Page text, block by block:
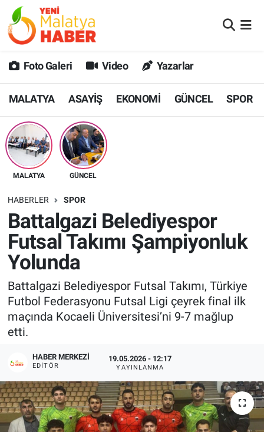
Foto Galeri Video Yazarlar
MALATYA ASAYİŞ EKONOMİ GÜNCEL SPOR
MALATYA GÜNCEL
HABERLER SPOR
Battalgazi Belediyespor
Futsal Takımı Şampiyonluk
Yolunda
Battalgazi Belediyespor Futsal Takımı, Türkiye
Futbol Federasyonu Futsal Ligi çeyrek final ilk
maçında Kocaeli Üniversitesi’ni 9-7 mağlup
etti.
HABER MERKEZI
EDITÖR
19.05.2026 - 12:17
YAYINLANMA
MALATYA
GÜNCEL
SPOR
SAĞLIK
DİĞER
EKONOMİ
Malatya Nöbetçi Eczaneler
MALATYA Namaz Vakitleri
Malatya Trafik Yoğunluk Haritası
Süper Lig Puan Durumu ve Fikstür
Tüm Manşetler
Son Dakika Haberleri
Haber Arşivi